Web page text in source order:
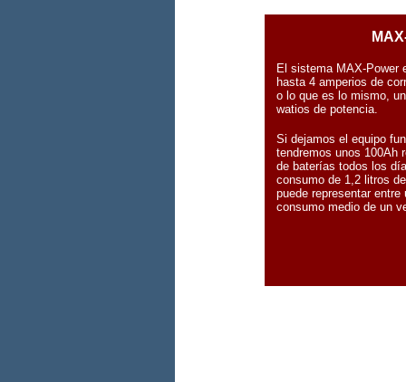
El sistema MAX-Power
hasta 4 amperios de
o lo que es lo mismo,
watios de potencia.
Si dejamos el equipo
tendremos unos 100Ah
de baterías todos los
consumo de 1,2 litros
puede representar
consumo medio de un